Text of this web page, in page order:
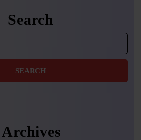
Search
Archives